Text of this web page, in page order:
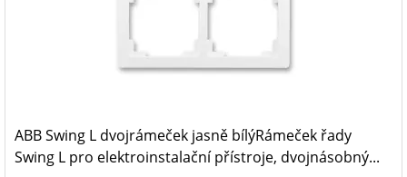
ABB Swing L dvojrámeček jasně bílýRámeček řady
Swing L pro elektroinstalační přístroje, dvojnásobný...